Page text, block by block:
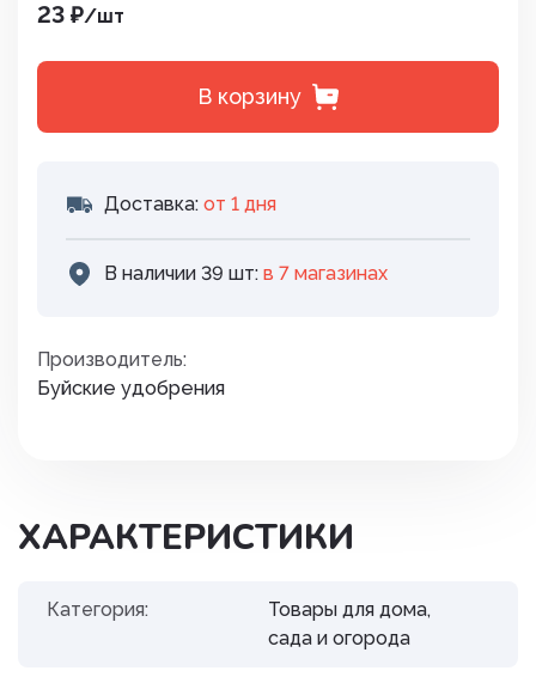
23 ₽/шт
В корзину
Доставка: от 1 дня
В наличии 39 шт: в 7 магазинах
Производитель:
Буйские удобрения
ХАРАКТЕРИСТИКИ
Категория:
Товары для дома,
сада и огорода